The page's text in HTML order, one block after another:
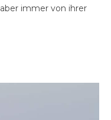
immer von ihrer